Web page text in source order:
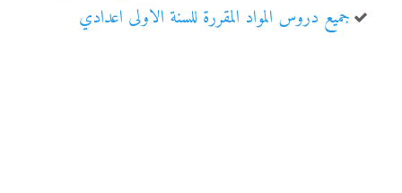
جميع دروس المواد المقررة للسنة الاولى اعدادي